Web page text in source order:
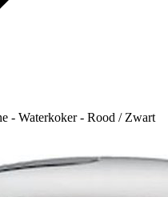
- Waterkoker - Rood / Zwart